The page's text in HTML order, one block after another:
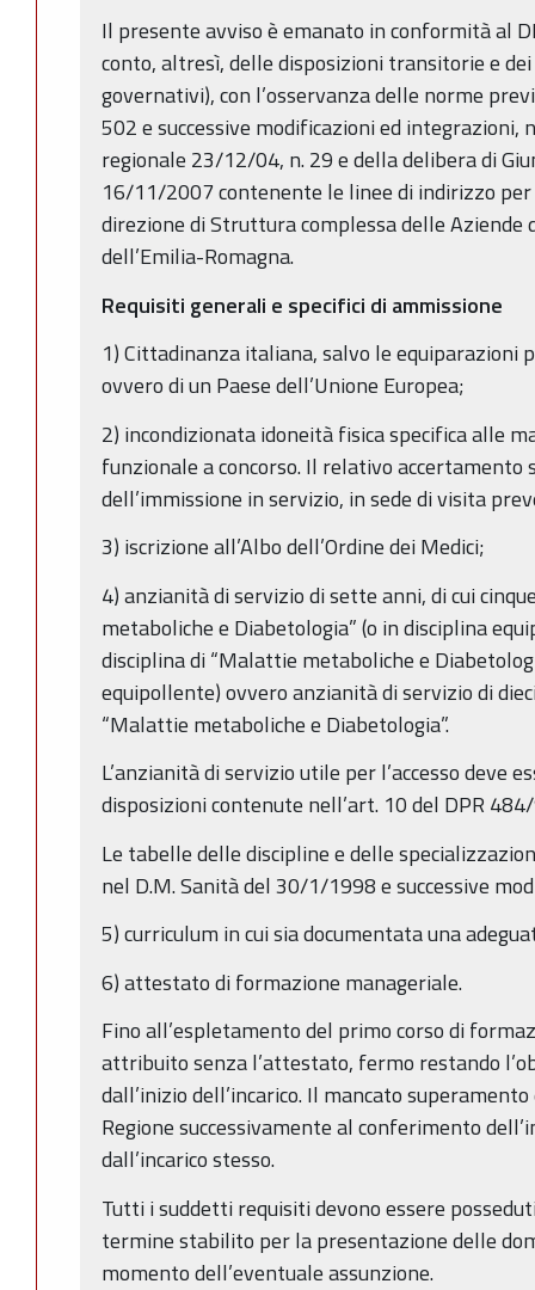
Il presente avviso è emanato in conformità al
conto, altresì, delle disposizioni transitorie e
governativi), con l’osservanza delle norme
502 e successive modificazioni ed integrazioni,
regionale 23/12/04, n. 29 e della delibera di
16/11/2007 contenente le linee di indirizzo
direzione di Struttura complessa delle Aziende
dell’Emilia-Romagna.
Requisiti generali e specifici di ammissione
1) Cittadinanza italiana, salvo le equiparazioni
ovvero di un Paese dell’Unione Europea;
2) incondizionata idoneità fisica specifica alle
funzionale a concorso. Il relativo
dell’immissione in servizio, in sede di visita
3) iscrizione all’Albo dell’Ordine dei Medici;
4) anzianità di servizio di sette anni, di cui
metaboliche e Diabetologia” (o in disciplina
disciplina di “Malattie metaboliche e
equipollente) ovvero anzianità di servizio di
“Malattie metaboliche e Diabetologia”.
L’anzianità di servizio utile per l’accesso deve
disposizioni contenute nell’art. 10 del DPR
Le tabelle delle discipline e delle
nel D.M. Sanità del 30/1/1998 e successive
5) curriculum in cui sia documentata una
6) attestato di formazione manageriale.
Fino all’espletamento del primo corso di
attribuito senza l’attestato, fermo restando
dall’inizio dell’incarico. Il mancato
Regione successivamente al conferimento
dall’incarico stesso.
Tutti i suddetti requisiti devono essere
termine stabilito per la presentazione delle
momento dell’eventuale assunzione.